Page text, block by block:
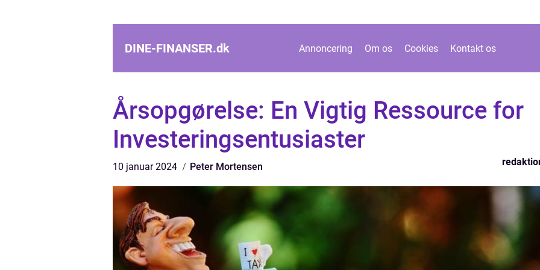
DINE-FINANSER.dk Annoncering Om os Cookies Kontakt os
Årsopgørelse: En Vigtig Ressource for
Investeringsentusiaster
10 januar 2024 Peter Mortensen